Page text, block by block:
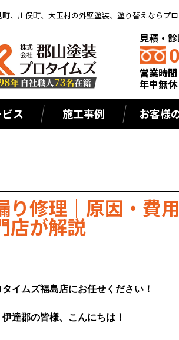
、川俣町、大玉村の外壁塗装、塗り替えならプ
見積・
営業時
年中無休
ス 施工事例 お客様
り修理｜原因・費
店が解説
イムズ福島店にお任せください！
達郡の皆様、こんにちは！